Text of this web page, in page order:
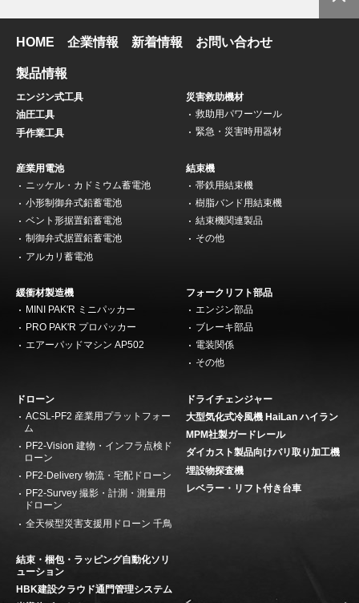
HOME 企業情報 新着情報 お問い合わせ
製品情報
エンジン式工具
油圧工具
手作業工具
災害救助機材
救助用パワーツール
緊急・災害時用器材
産業用電池
ニッケル・カドミウム蓄電池
小形制御弁式鉛蓄電池
ベント形据置鉛蓄電池
制御弁式据置鉛蓄電池
アルカリ蓄電池
結束機
帯鉄用結束機
樹脂バンド用結束機
結束機関連製品
その他
緩衝材製造機
MINI PAK'R ミニパッカー
PRO PAK'R プロパッカー
エアーパッドマシン AP502
フォークリフト部品
エンジン部品
ブレーキ部品
電装関係
その他
ドローン
ACSL-PF2 産業用プラットフォー
ム
PF2-Vision 建物・インフラ点検ド
ローン
PF2-Delivery 物流・宅配ドローン
PF2-Survey 撮影・計測・測量用
ドローン
全天候型災害支援用ドローン 千鳥
ドライチェンジャー
大型気化式冷風機 HaiLan ハイラン
MPM社製ガードレール
ダイカスト製品向けバリ取り加工機
埋設物探査機
レベラー・リフト付き台車
結束・梱包・ラッピング自動化ソリ
ューション
HBK建設クラウド通門管理システム